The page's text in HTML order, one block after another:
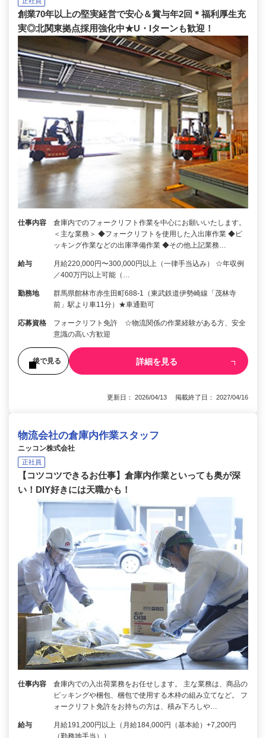
創業70年以上の堅実経営で安心＆賞与年2回＊福利厚生充
実◎北関東拠点採用強化中★U・Iターンも歓迎！
仕事内容
倉庫内でのフォークリフト作業を中心にお願いいたします。
＜主な業務＞ ◆フォークリフトを使用した入出庫作業 ◆ピ
ッキング作業などの出庫準備作業 ◆その他上記業務…
給与
月給220,000円〜300,000円以上（一律手当込み） ☆年収例
／400万円以上可能（…
勤務地
群馬県館林市赤生田町688-1（東武鉄道伊勢崎線「茂林寺
前」駅より車11分）★車通勤可
応募資格
フォークリフト免許 ☆物流関係の作業経験がある方、安全
意識の高い方歓迎
後で見る 詳細を見る
更新日： 2026/04/13 掲載終了日： 2027/04/16
物流会社の倉庫内作業スタッフ
ニッコン株式会社
正社員
【コツコツできるお仕事】倉庫内作業といっても奥が深
い！DIY好きには天職かも！
仕事内容
倉庫内での入出荷業務をお任せします。 主な業務は、商品の
ピッキングや梱包、梱包で使用する木枠の組み立てなど。 フ
ォークリフト免許をお持ちの方は、積み下ろしや…
給与
月給191,200円以上（月給184,000円（基本給）+7,200円
（勤務地手当））